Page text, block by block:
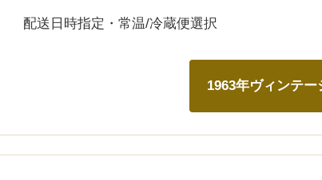
配送日時指定・常温/冷蔵便選択
1963年ヴィンテ